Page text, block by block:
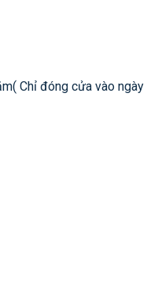
Chỉ đóng cửa vào ngày